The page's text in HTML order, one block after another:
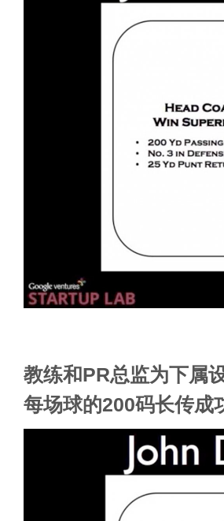
教练和PR总监为下属
每场球的200码长传成